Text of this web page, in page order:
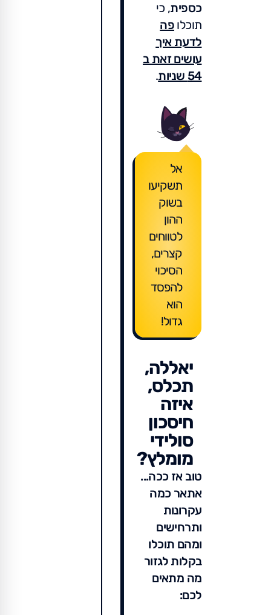
כספית, כי
תוכלו פה
לדעת איך
עושים זאת ב
54 שניות
.
אל
תשקיעו
בשוק
ההון
לטווחים
קצרים,
הסיכוי
להפסד
הוא
גדול!
יאללה,
תכלס,
איזה
חיסכון
סולידי
מומלץ?
טוב אז ככה...
אתאר כמה
עקרונות
ותרחישים
ומהם תוכלו
בקלות לגזור
מה מתאים
לכם: